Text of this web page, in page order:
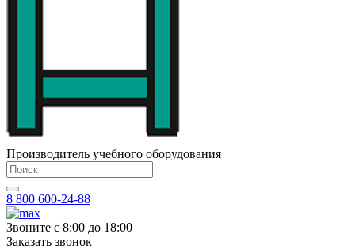
Производитель учебного оборудования
8 800 600-24-88
Звоните с 8:00 до 18:00
Заказать звонок